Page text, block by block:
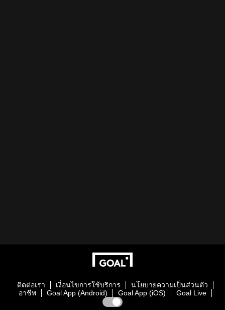
ติดต่อเรา เงื่อนไขการใช้บริการ
นโยบายความเป็นส่วนตัว
อาชีพ
Goal App (Android) Goal App (iOS) Goal Live